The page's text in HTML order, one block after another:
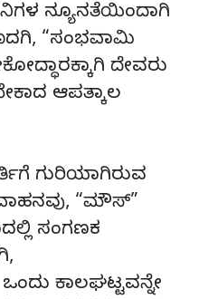
ನ್ಯೂನತೆಯಿಂದಾಗಿ
“ಸಂಭವಾಮಿ
ದೇವರು
ಆಪತ್ಕಾಲ
ಗುರಿಯಾಗಿರುವ
“ಮೌಸ್”
ಸಂಗಣಕ
ಕಾಲಘಟ್ಟವನ್ನೇ